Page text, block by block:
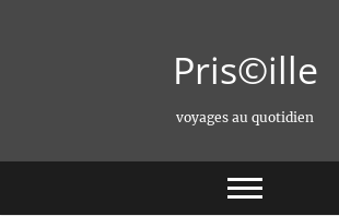
Pris©ille
voyages au quotidien